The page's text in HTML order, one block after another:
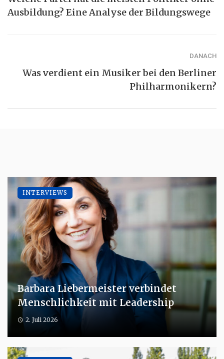
Ausbildung? Eine Analyse der Bildungswege
DANACH
Was verdient ein Musiker bei den Berliner
Philharmonikern?
Barbara Liebermeister verbindet
Menschlichkeit mit Leadership
2. Juli 2026
INTERVIEWS